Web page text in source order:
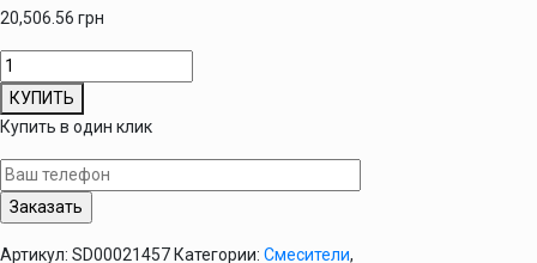
20,506.56 грн
Количество
товара
Смеситель
для
ванны
Bianchi
Elite
КУПИТЬ
Купить в один клик
Артикул: SD00021457 Категории: Смесители,